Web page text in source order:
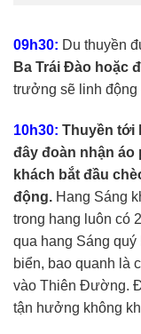
09h30: Du thuyền
Ba Trái Đào hoặc
trưởng sẽ linh động
10h30: Thuyền tới
đây đoàn nhận áo
khách bắt đầu
động. Hang Sáng
trong hang luôn có
qua hang Sáng
biển, bao quanh là
vào Thiên Đường.
tận hưởng không